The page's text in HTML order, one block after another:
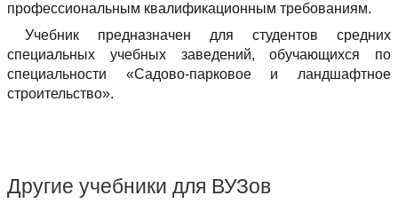
профессиональным квалификационным требованиям.
Учебник предназначен для студентов средних
специальных учебных заведений, обучающихся по
специальности «Садово-парковое и ландшафтное
строительство».
Другие учебники для ВУЗов